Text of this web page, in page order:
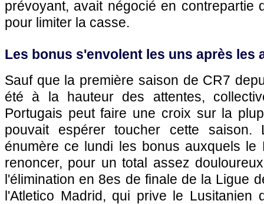
prévoyant, avait négocié en contrepartie
pour limiter la casse.
Les bonus s'envolent les uns après les
Sauf que la première saison de CR7
été à la hauteur des attentes,
Portugais peut faire une croix sur la
pouvait espérer toucher cette
énumère ce lundi les bonus auxquels le
renoncer, pour un total assez
l'élimination en 8es de finale de la Ligue
l'Atletico Madrid, qui prive le Lusitanien